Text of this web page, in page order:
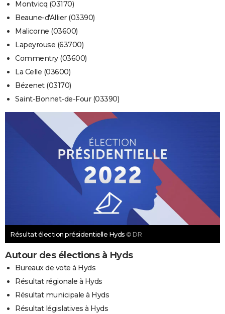
Montvicq (03170)
Beaune-d'Allier (03390)
Malicorne (03600)
Lapeyrouse (63700)
Commentry (03600)
La Celle (03600)
Bézenet (03170)
Saint-Bonnet-de-Four (03390)
Résultat élection présidentielle Hyds © DR
Autour des élections à Hyds
Bureaux de vote à Hyds
Résultat régionale à Hyds
Résultat municipale à Hyds
Résultat législatives à Hyds